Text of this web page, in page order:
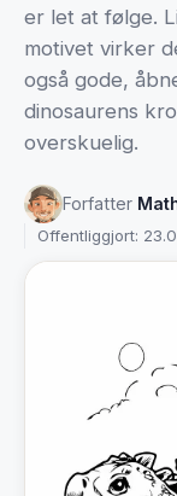
er let at følge.
motivet virker
også gode,
dinosaurens
overskuelig.
Forfatter
Offentliggjort: